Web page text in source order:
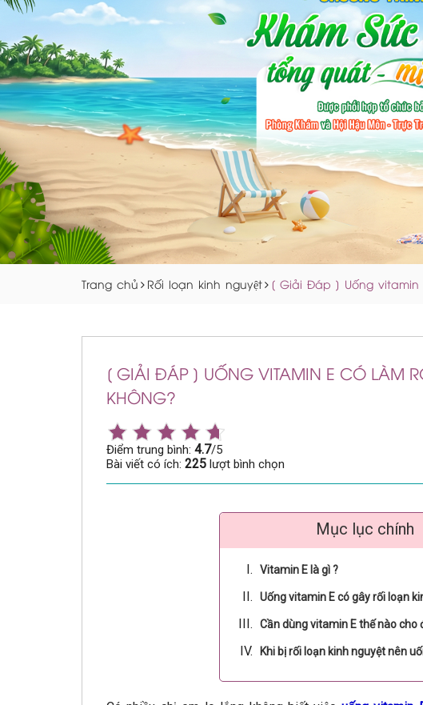
Trang chủ Rối loạn kinh nguyệt [ Giải Đáp ] Uống
[ GIẢI ĐÁP ] UỐNG VITAMIN E CÓ LÀM
KHÔNG?
Điểm trung bình: 4.7/5
Bài viết có ích: 225 lượt bình chọn
Mục lục chính
Vitamin E là gì ?
Uống vitamin E có gây rối loạn
Cần dùng vitamin E thế nào cho
Khi bị rối loạn kinh nguyệt nên